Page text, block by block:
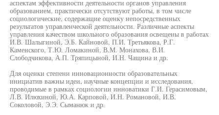
аспектам эффективности деятельности органов управления
образованием, практически отсутствуют работы, в том числе
социологические, содержащие оценку непосредственных
результатов управленческой деятельности. Различные аспекты
управления качеством школьного образования освещены в работах
И.В. Шалыгиной, Э.Б. Кайновой, П.И. Третьякова, Р.Г.
Каменского, Т.Ю. Ломакиной, В.М. Монахова, В.И.
Слободчикова, А.П. Тряпицыной, И.Н. Чащина и др.
Для оценки степени инновационности образовательных
инициатив важны идеи, научные концепции и исследования,
проводимые в рамках социологии инноватики Г.И. Герасимовым,
Л.В. Илюхиной, Ю.А. Карповой, И.Н. Романовой, И.В.
Соколовой, Э.Э. Сыманюк и др.